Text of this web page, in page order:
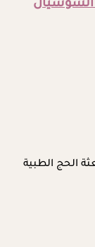
السوشيال
الحج الطبية